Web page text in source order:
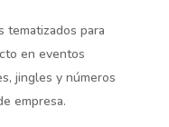
para
en eventos
jingles y números
empresa.